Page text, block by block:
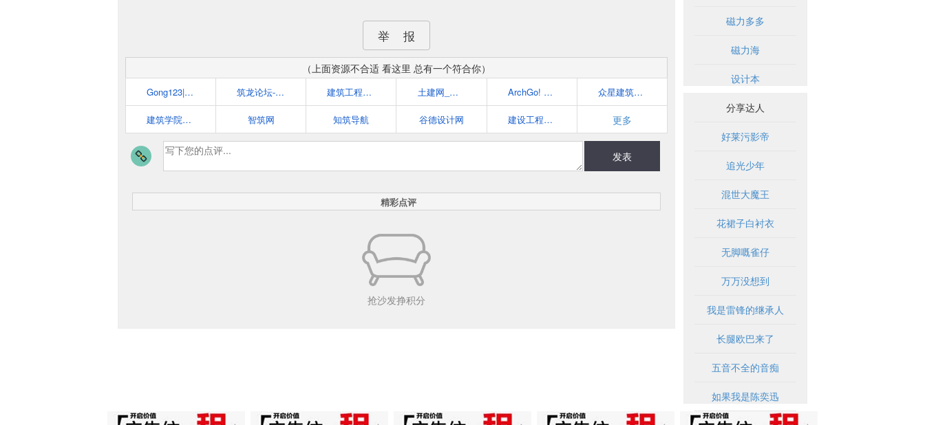
举 报
（上面资源不合适 看这里 总有一个符合你）
Gong123|建筑工程资料库|工程师必备网站 - www.gong123.com 筑龙论坛-全球建筑人工程人网上交流互动社区 建筑工程网 | 工程师,建筑,工程,设计资源下载 土建网_土建工程师的家园 ArchGo! 世界优秀建筑到您的桌面 众星建筑资源 - 拥有数万册建筑书籍，超全的建筑资源平台！
建筑学院archcollege——为建筑师而打造的高品质平台 智筑网 知筑导航 谷德设计网 建设工程教育网 更多
发表
精彩点评
抢沙发挣积分
磁力多多
磁力海
设计本
分享达人
好莱污影帝
追光少年
混世大魔王
花裙子白衬衣
无脚嘅雀仔
万万没想到
我是雷锋的继承人
长腿欧巴来了
五音不全的音痴
如果我是陈奕迅